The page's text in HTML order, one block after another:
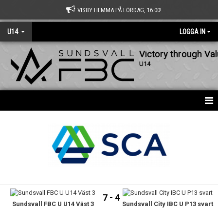
VISBY HEMMA PÅ LÖRDAG, 16:00!
U14 LOGGA IN
Victory through
U14
Sundsvall FBC U U14 Väst 3
7 - 4
Sundsvall City IBC U P13 svart